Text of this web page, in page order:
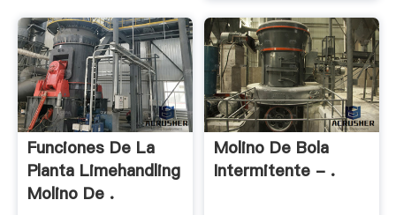
Funciones De La
Planta Limehandling
Molino De .
Molino De Bola
Intermitente - .